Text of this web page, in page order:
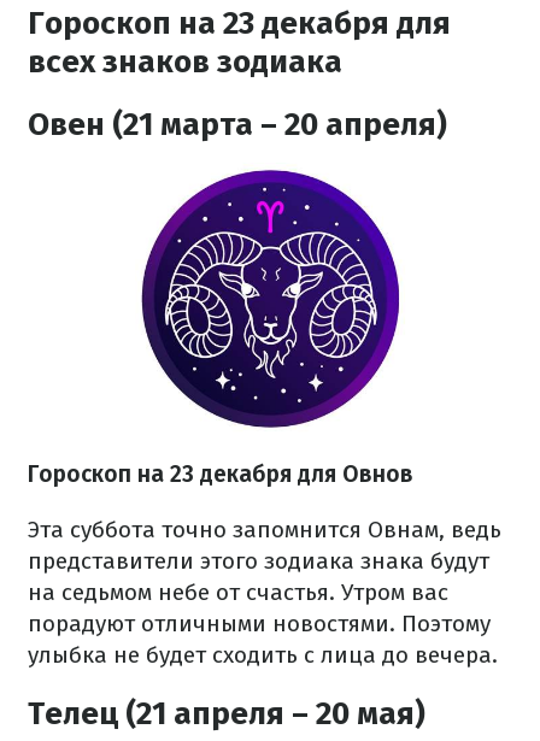
Гороскоп на 23 декабря для
всех знаков зодиака
Овен (21 марта – 20 апреля)
Гороскоп на 23 декабря для Овнов
Эта суббота точно запомнится Овнам, ведь
представители этого зодиака знака будут
на седьмом небе от счастья. Утром вас
порадуют отличными новостями. Поэтому
улыбка не будет сходить с лица до вечера.
Телец (21 апреля – 20 мая)